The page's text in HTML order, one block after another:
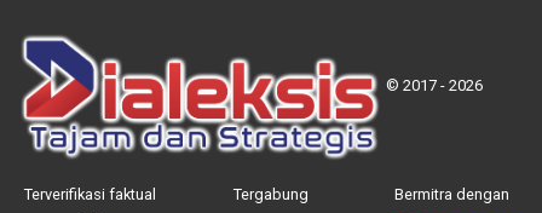
© 2017 - 2026
Terverifikasi faktual
Tergabung
Bermitra dengan